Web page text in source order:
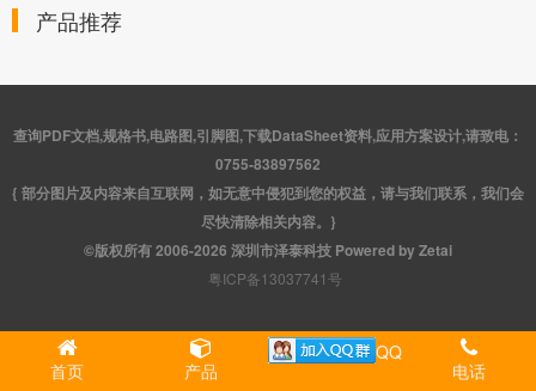
产品推荐
查询PDF文档,规格书,电路图,引脚图,下载DataSheet资料,应用方案设计,请致电：
0755-83897562
{ 部分图片及内容来自互联网，如无意中侵犯到您的权益，请与我们联系，我们会
尽快清除相关内容。}
©版权所有 2006-2026 深圳市泽泰科技 Powered by Zetai
粤ICP备13037741号
首页 产品
QQ
电话